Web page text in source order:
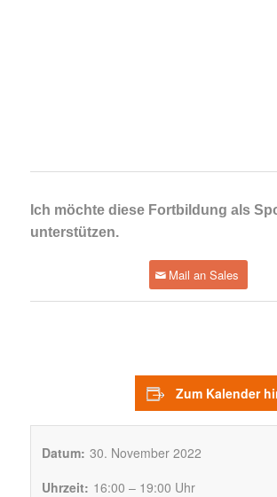
Ich möchte diese Fortbildung als
unterstützen.
Mail an Sales
Zum Kalender
Datum: 30. November 2022
Uhrzeit: 16:00 – 19:00 Uhr